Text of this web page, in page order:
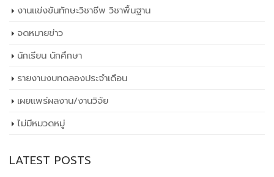
งานแข่งขันทักษะวิชาชีพ วิชาพื้นฐาน
จดหมายข่าว
นักเรียน นักศึกษา
รายงานงบทดลองประจำเดือน
เผยเเพร่ผลงาน/งานวิจัย
ไม่มีหมวดหมู่
LATEST POSTS